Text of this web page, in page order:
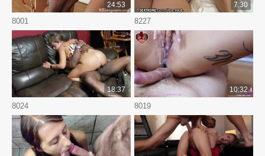
8001
24:53
8227
7:30
8024
18:37
8019
10:32